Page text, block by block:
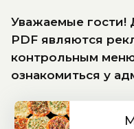
Уважаемые
PDF являются
контрольным
ознакомиться у